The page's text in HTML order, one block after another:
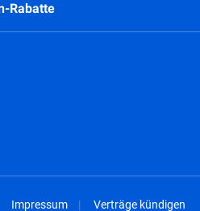
Rabatte
Impressum Verträge kündigen